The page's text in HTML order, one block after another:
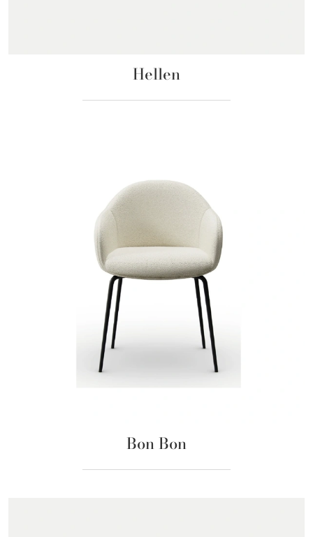
Hellen
Bon Bon